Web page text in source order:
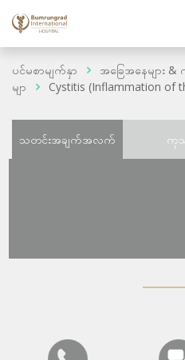
ပင်မစာမျက်နှာ အခြေအနေများ
မျာ
Cystitis (Inflammation of
သတင်းအချက်အလက် ကု